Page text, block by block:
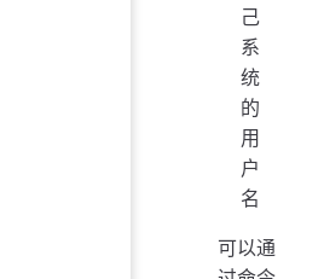
己
系
统
的
用
户
名
可以通